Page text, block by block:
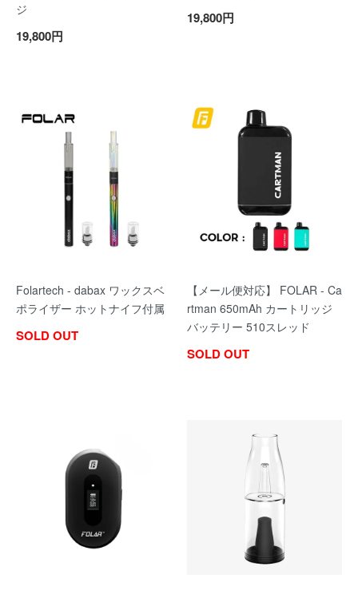
ジ
19,800円
19,800円
Folartech - dabax ワックスベ
ポライザー ホットナイフ付属
SOLD OUT
【メール便対応】 FOLAR - Ca
rtman 650mAh カートリッジ
バッテリー 510スレッド
SOLD OUT